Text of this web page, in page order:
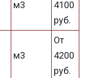
м3
4100
руб.
м3
От
4200
руб.